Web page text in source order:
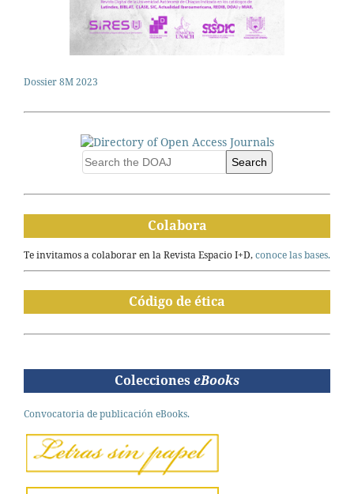
Dossier 8M 2023
Search
Colabora
Te invitamos a colaborar en la Revista Espacio I+D,conoce las bases.
Código de ética
Colecciones eBooks
Convocatoria de publicación eBooks.